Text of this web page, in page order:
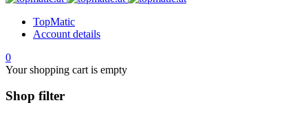
TopMatic
Account details
0
Your shopping cart is empty
Shop filter